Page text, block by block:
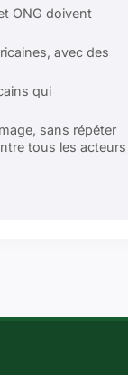
ONG doivent
avec des
qui
sans répéter
tous les acteurs